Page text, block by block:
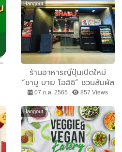
Hangout
ร้านอาหารญี่ปุ่นเปิดใหม่
“ชาบู บาย โออิชิ” ชวนสัมผัส
ประสบการณ์ใหม่ ของรสชาติ
ชาบู ชาบู สไตล์ญี่ปุ่น
07 ก.ค. 2565 , 857 Views
Hangout